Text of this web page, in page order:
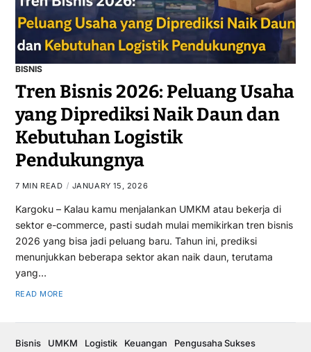
BISNIS
Tren Bisnis 2026: Peluang Usaha
yang Diprediksi Naik Daun dan
Kebutuhan Logistik
Pendukungnya
7 MIN READ JANUARY 15, 2026
Kargoku – Kalau kamu menjalankan UMKM atau bekerja di
sektor e-commerce, pasti sudah mulai memikirkan tren bisnis
2026 yang bisa jadi peluang baru. Tahun ini, prediksi
menunjukkan beberapa sektor akan naik daun, terutama
yang…
READ MORE
Bisnis UMKM Logistik Keuangan Pengusaha Sukses